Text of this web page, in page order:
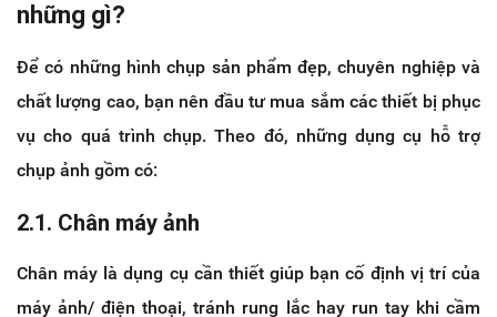
những gì?
Để có những hình chụp sản phẩm đẹp, chuyên nghiệp và
chất lượng cao, bạn nên đầu tư mua sắm các thiết bị phục
vụ cho quá trình chụp. Theo đó, những dụng cụ hỗ trợ
chụp ảnh gồm có:
2.1. Chân máy ảnh
Chân máy là dụng cụ cần thiết giúp bạn cố định vị trí của
máy ảnh/ điện thoại, tránh rung lắc hay run tay khi cầm